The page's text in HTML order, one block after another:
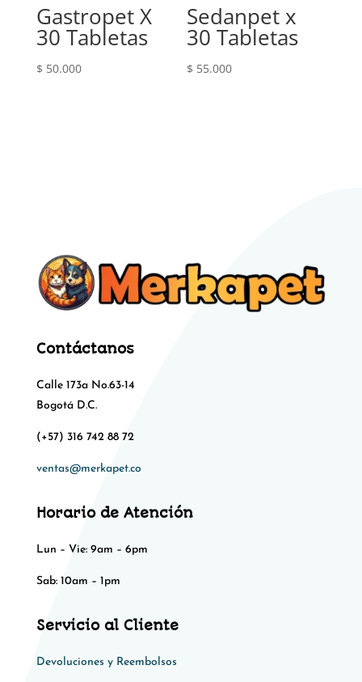
Gastropet X
30 Tabletas
$ 50.000
Sedanpet x
30 Tabletas
$ 55.000
Contáctanos
Calle 173a No.63-14
Bogotá D.C.
(+57) 316 742 88 72
ventas@merkapet.co
Horario de Atención
Lun – Vie: 9am – 6pm
Sab: 10am – 1pm​​
Servicio al Cliente
Devoluciones y Reembolsos